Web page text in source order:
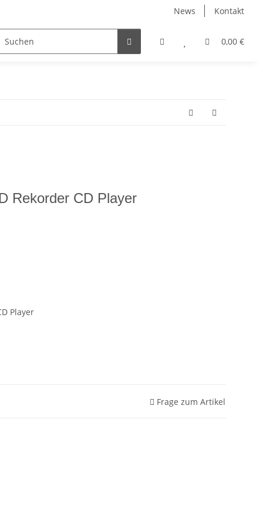
News Kontakt
0,00 €
Rekorder CD Player
Player
Frage zum Artikel